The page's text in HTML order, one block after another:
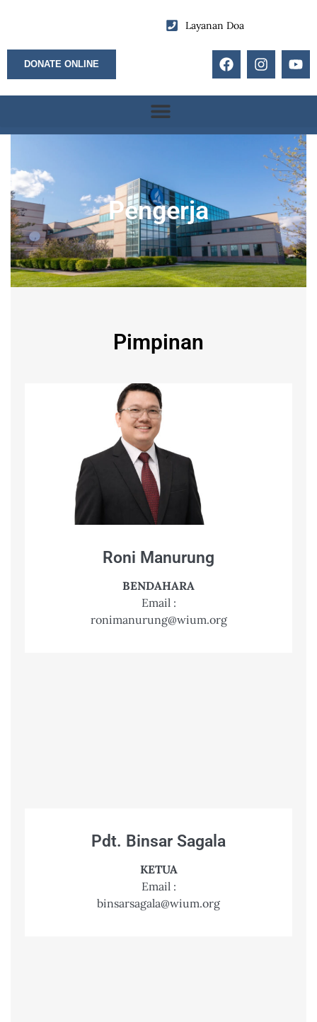
Layanan Doa
DONATE ONLINE
Pengerja
Pimpinan
Roni Manurung
BENDAHARA
Email :
ronimanurung@wium.org
Pdt. Binsar Sagala
KETUA
Email :
binsarsagala@wium.org